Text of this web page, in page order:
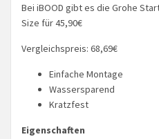
Bei iBOOD gibt es die Grohe
Size für 45,90€
Vergleichspreis: 68,69€
Einfache Montage
Wassersparend
Kratzfest
Eigenschaften